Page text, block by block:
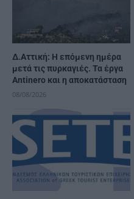
Δ.Αττική: Η επόμενη ημέρα
μετά τις πυρκαγιές. Τα έργα
Antinero και η αποκατάσταση
08/08/2026